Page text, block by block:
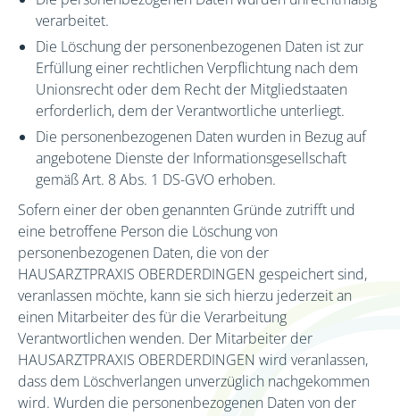
verarbeitet.
Die Löschung der personenbezogenen Daten ist zur
Erfüllung einer rechtlichen Verpflichtung nach dem
Unionsrecht oder dem Recht der Mitgliedstaaten
erforderlich, dem der Verantwortliche unterliegt.
Die personenbezogenen Daten wurden in Bezug auf
angebotene Dienste der Informationsgesellschaft
gemäß Art. 8 Abs. 1 DS-GVO erhoben.
Sofern einer der oben genannten Gründe zutrifft und
eine betroffene Person die Löschung von
personenbezogenen Daten, die von der
HAUSARZTPRAXIS OBERDERDINGEN gespeichert sind,
veranlassen möchte, kann sie sich hierzu jederzeit an
einen Mitarbeiter des für die Verarbeitung
Verantwortlichen wenden. Der Mitarbeiter der
HAUSARZTPRAXIS OBERDERDINGEN wird veranlassen,
dass dem Löschverlangen unverzüglich nachgekommen
wird. Wurden die personenbezogenen Daten von der